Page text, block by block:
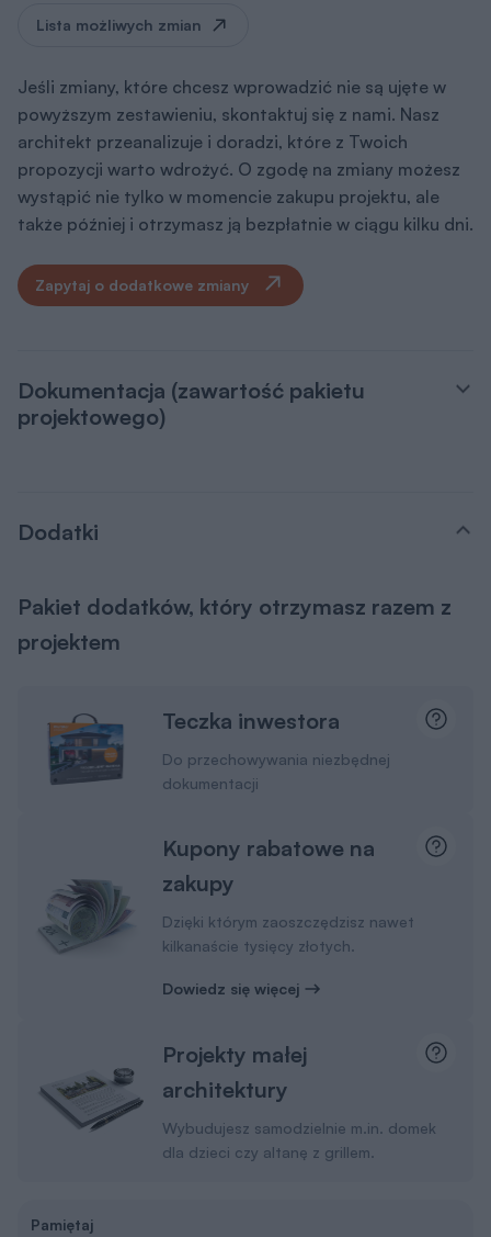
Lista możliwych zmian
Jeśli zmiany, które chcesz wprowadzić nie są ujęte w
powyższym zestawieniu, skontaktuj się z nami. Nasz
architekt przeanalizuje i doradzi, które z Twoich
propozycji warto wdrożyć. O zgodę na zmiany możesz
wystąpić nie tylko w momencie zakupu projektu, ale
także później i otrzymasz ją bezpłatnie w ciągu kilku dni.
Zapytaj o dodatkowe zmiany
Dokumentacja (zawartość pakietu
projektowego)
Dodatki
Pakiet dodatków, który otrzymasz razem z
projektem
Teczka inwestora
Do przechowywania niezbędnej
dokumentacji
Kupony rabatowe na
zakupy
Dzięki którym zaoszczędzisz nawet
kilkanaście tysięcy złotych.
Dowiedz się więcej
Projekty małej
architektury
Wybudujesz samodzielnie m.in. domek
dla dzieci czy altanę z grillem.
Pamiętaj